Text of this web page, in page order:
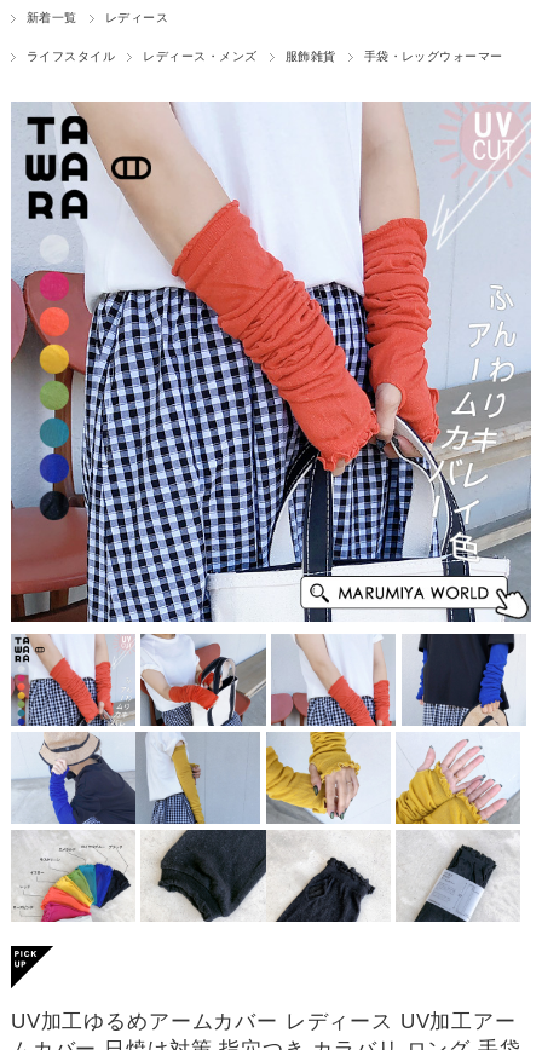
新着一覧 レディース
ライフスタイル レディース・メンズ 服飾雑貨 手袋・レッグウォーマー
UV加工ゆるめアームカバー レディース UV加工アー